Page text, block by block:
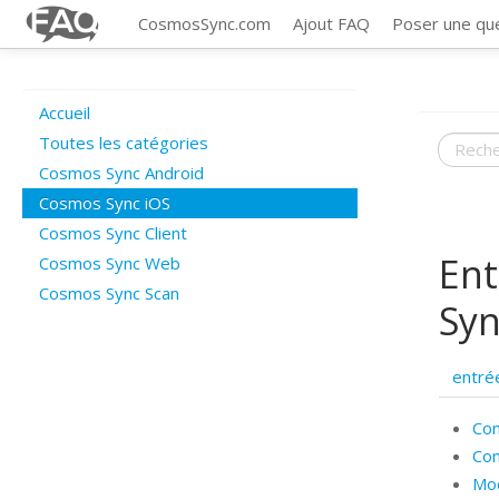
CosmosSync.com Ajout FAQ Poser une
Accueil
Toutes les catégories
Cosmos Sync Android
Cosmos Sync iOS
Cosmos Sync Client
Cosmos Sync Web
Cosmos Sync Scan